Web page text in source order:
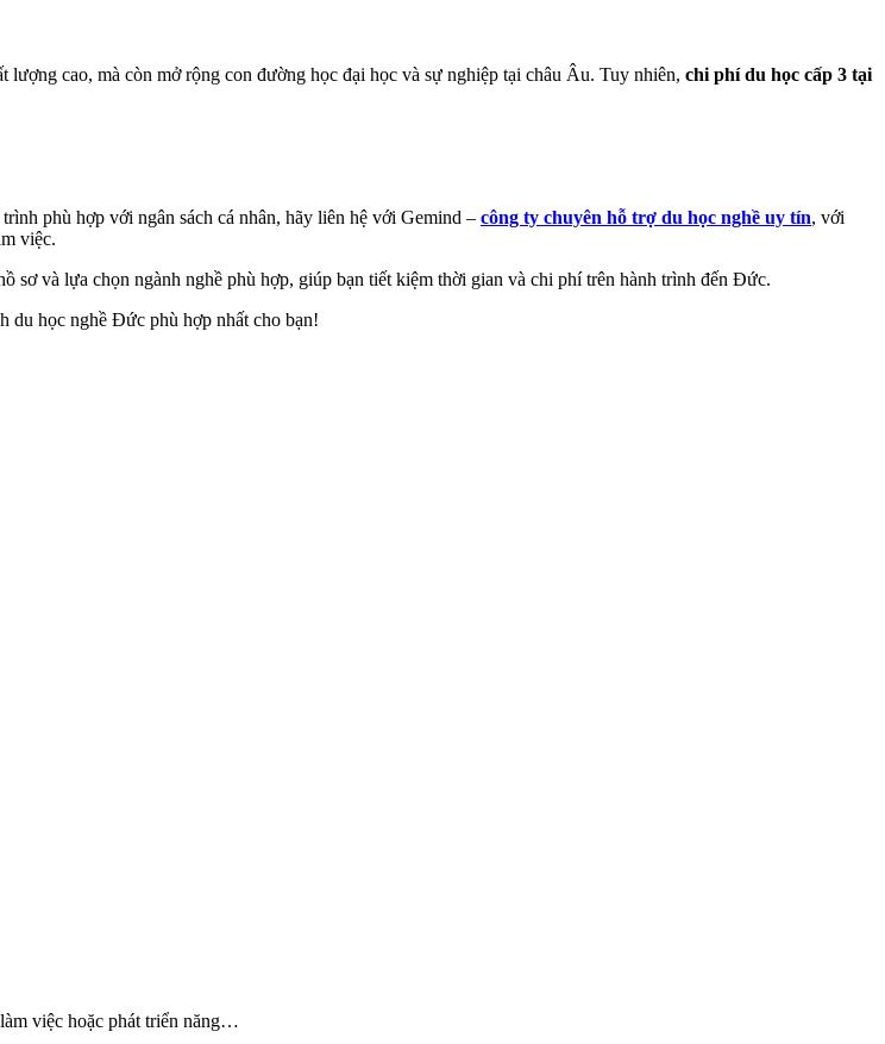
cao, mà còn mở rộng con đường học đại học và sự nghiệp tại châu Âu. Tuy nhiên, chi phí du học cấp 3 tại
phù hợp với ngân sách cá nhân, hãy liên hệ với Gemind – công ty chuyên hỗ trợ du học nghề uy tín, với
việc.
sơ và lựa chọn ngành nghề phù hợp, giúp bạn tiết kiệm thời gian và chi phí trên hành trình đến Đức.
du học nghề Đức phù hợp nhất cho bạn!
việc hoặc phát triển năng…